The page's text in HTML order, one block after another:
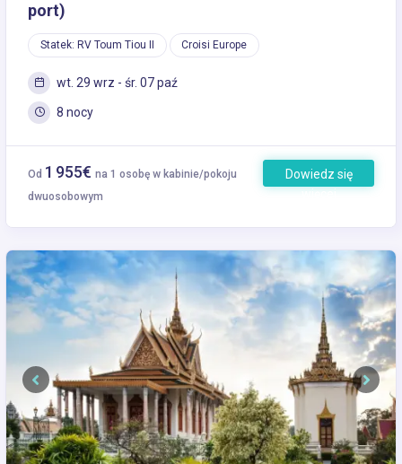
port)
Statek: RV Toum Tiou II Croisi Europe
wt. 29 wrz - śr. 07 paź
8 nocy
Od 1 955€ na 1 osobę w kabinie/pokoju
dwuosobowym
Dowiedz się
więcej
Previous Next